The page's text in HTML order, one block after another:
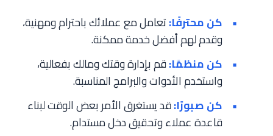
كن محترفًا:تعامل مع عملائك باحترام ومهنية،
وقدم لهم أفضل خدمة ممكنة.
كن منظمًا:قم بإدارة وقتك ومالك بفعالية،
واستخدم الأدوات والبرامج المناسبة.
كن صبورًا:قد يستغرق الأمر بعض الوقت لبناء
قاعدة عملاء وتحقيق دخل مستدام.